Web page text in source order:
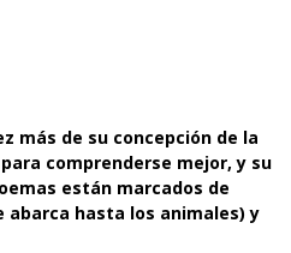
más de su concepción de la
comprenderse mejor, y su
están marcados de
hasta los animales) y